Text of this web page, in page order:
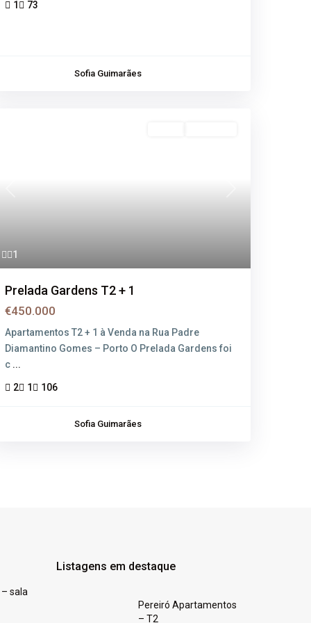
1 73
Sofia Guimarães
1
Prelada Gardens T2 + 1
€450.000
Apartamentos T2 + 1 à Venda na Rua Padre
Diamantino Gomes – Porto​ O Prelada Gardens foi
c ...
2 1 106
Sofia Guimarães
sala
Listagens em destaque
Pereiró Apartamentos
– T2